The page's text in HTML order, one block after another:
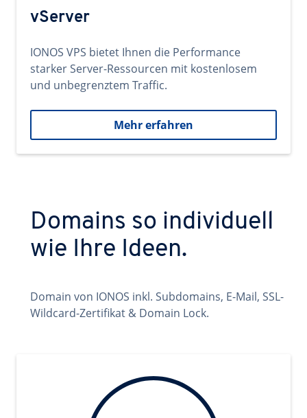
vServer
IONOS VPS bietet Ihnen die Performance
starker Server-Ressourcen mit kostenlosem
und unbegrenztem Traffic.
Mehr erfahren
Domains so individuell
wie Ihre Ideen.
Domain von IONOS inkl. Subdomains, E-Mail, SSL-
Wildcard-Zertifikat & Domain Lock.